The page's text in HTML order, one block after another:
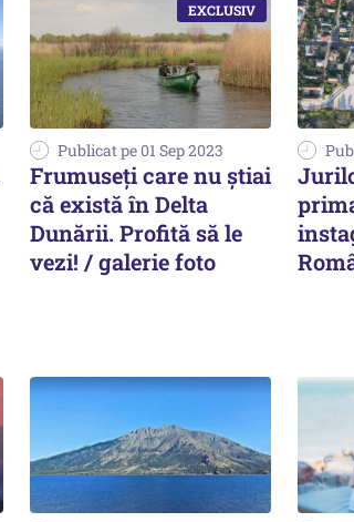
Publicat pe 01 Sep 2023
Frumuseți care nu știai
că există în Delta
Dunării. Profită să le
vezi! / galerie foto